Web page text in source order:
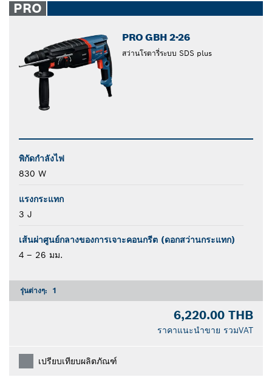
PRO
PRO GBH 2-26
สว่านโรตารี่ระบบ SDS plus
พิกัดกำลังไฟ
830 W
แรงกระแทก
3 J
เส้นผ่าศูนย์กลางของการเจาะคอนกรีต (ดอกสว่านกระแทก)
4 – 26 มม.
รุ่นต่างๆ: 1
6,220.00 THB
ราคาแนะนำขาย รวมVAT
เปรียบเทียบผลิตภัณฑ์